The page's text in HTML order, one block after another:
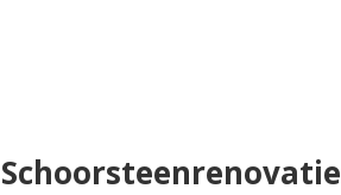
Schoorsteenrenovatie